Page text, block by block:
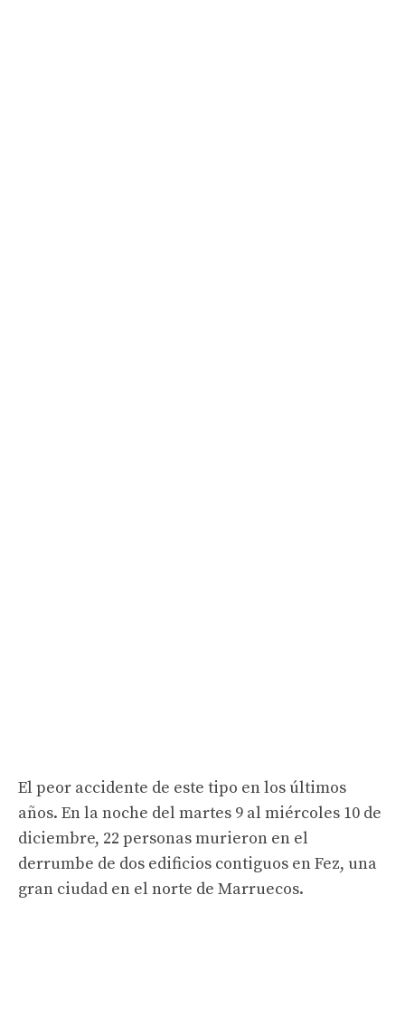
El peor accidente de este tipo en los últimos
años. En la noche del martes 9 al miércoles 10 de
diciembre, 22 personas murieron en el
derrumbe de dos edificios contiguos en Fez, una
gran ciudad en el norte de Marruecos.